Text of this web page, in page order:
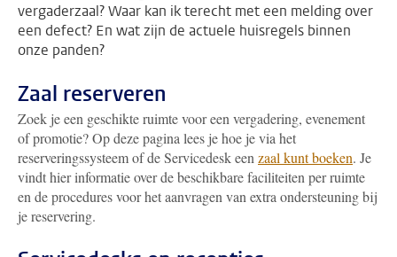
vergaderzaal? Waar kan ik terecht met een melding over
een defect? En wat zijn de actuele huisregels binnen
onze panden?
Zaal reserveren
Zoek je een geschikte ruimte voor een vergadering, evenement
of promotie? Op deze pagina lees je hoe je via het
reserveringssysteem of de Servicedesk een zaal kunt boeken. Je
vindt hier informatie over de beschikbare faciliteiten per ruimte
en de procedures voor het aanvragen van extra ondersteuning bij
je reservering.